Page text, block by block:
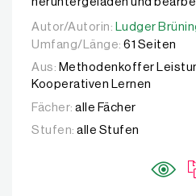
Autor/Autorin: Ludger
Autor/Autorin: Ludger
Umfang/Länge: 61 Seiten
Aus: Methodenkoffer
Kooperativen Lernen
Fächer: alle Fächer
Stufen: alle Stufen